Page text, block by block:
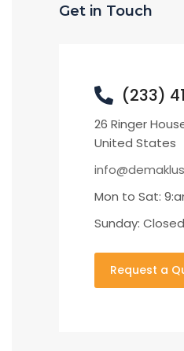
Get in Touch
(233)
26 Ringer
United States
Mon to Sat:
Sunday: Closed
Request a